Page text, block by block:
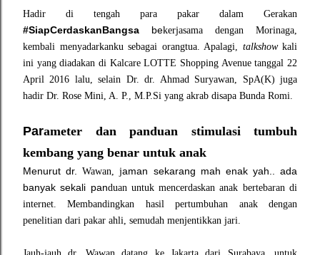
Hadir di tengah para pakar dalam Gerakan
#SiapCerdaskanBangsa bekerjasama dengan Morinaga,
kembali menyadarkanku sebagai orangtua. Apalagi, talkshowkali
ini yang diadakan di Kalcare LOTTE Shopping Avenuetanggal 22
April 2016 lalu, selain Dr. dr. Ahmad Suryawan, SpA(K) juga
hadir Dr. Rose Mini, A. P., M.P.Si yang akrab disapa Bunda Romi.
Parameter dan panduan stimulasi tumbuh
kembang yang benar untuk anak
Menurut dr.Wawan, jaman sekarang mah enak yah.. ada
banyak sekali panduanuntuk mencerdaskan anak bertebaran di
internet. Membandingkan hasil pertumbuhan anak dengan
penelitian dari pakar ahli, semudah menjentikkan jari.